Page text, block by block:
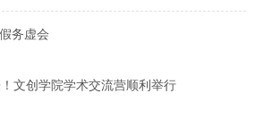
务虚会
文创学院学术交流营顺利举行